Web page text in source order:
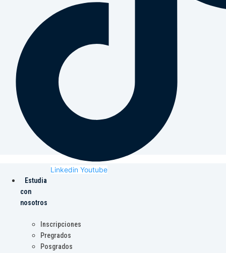
Linkedin Youtube
Estudia
con
nosotros
Inscripciones
Pregrados
Posgrados